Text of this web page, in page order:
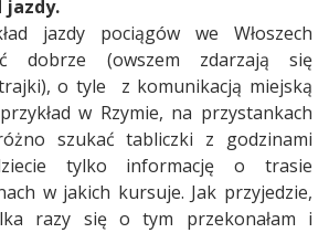
jazdy.
jazdy pociągów we Włoszech
dobrze (owszem zdarzają się
o tyle
z komunikacją miejską
w Rzymie, na przystankach
szukać tabliczki z godzinami
tylko informację o trasie
w jakich kursuje. Jak przyjedzie,
razy się o tym przekonałam i